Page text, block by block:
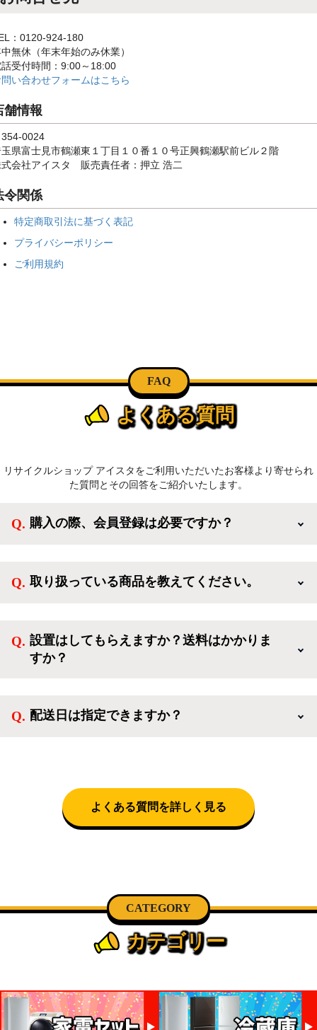
：0120-924-180
無休（年末年始のみ休業）
受付時間：9:00～18:00
い合わせフォームはこちら
舗情報
0024
県富士見市鶴瀬東１丁目１０番１０号正興鶴瀬駅前ビル２階
会社アイスタ 販売責任者：押立 浩二
令関係
特定商取引法に基づく表記
プライバシーポリシー
ご利用規約
FAQ
よくある質問
リサイクルショップ アイスタをご利用いただいたお客様より寄せられ
た質問とその回答をご紹介いたします。
購入の際、会員登録は必要ですか？
方、登録しなくてもカートに商品を入れた後、ログイ
取り扱っている商品を教えてください。
活を応援するような家電セットから、季節・空調家
電、調理家電、生活家電まで、幅広く中古家電を取り
設置はしてもらえますか？送料はかかりま
すか？
神奈川・千葉)において自社配送を選択いただくこと
配送日は指定できますか？
話にて日時決定に関するご連絡をさせて頂きます。
よくある質問を詳しく見る
CATEGORY
カテゴリー